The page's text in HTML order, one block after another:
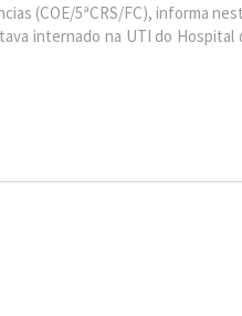
(COE/5ªCRS/FC), informa
internado na UTI do Hospital